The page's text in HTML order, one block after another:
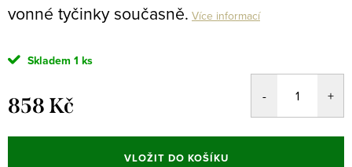
vonné tyčinky současně. Více informací
Skladem 1 ks
858 Kč
cena:
VLOŽIT DO KOŠÍKU